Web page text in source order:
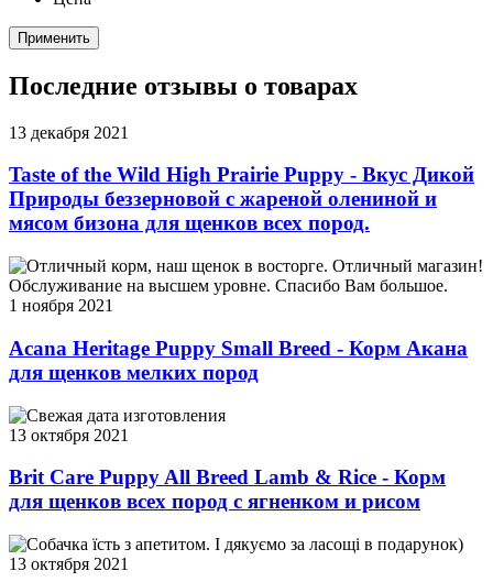
Применить
Последние отзывы о товарах
13 декабря 2021
Taste of the Wild High Prairie Puppy - Вкус Дикой
Природы беззерновой с жареной олениной и
мясом бизона для щенков всех пород.
Отличный корм, наш щенок в восторге. Отличный магазин!
Обслуживание на высшем уровне. Спасибо Вам большое.
1 ноября 2021
Acana Heritage Puppy Small Breed - Корм Акана
для щенков мелких пород
Свежая дата изготовления
13 октября 2021
Brit Care Puppy All Breed Lamb & Rice - Корм
для щенков всех пород с ягненком и рисом
Собачка їсть з апетитом. І дякуємо за ласощі в подарунок)
13 октября 2021